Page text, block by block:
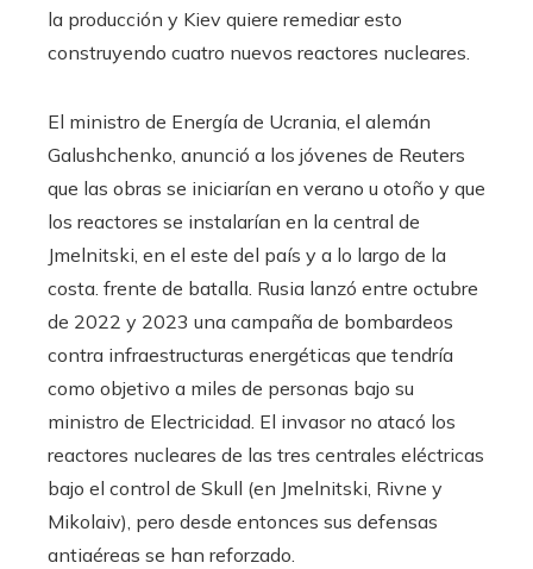
la producción y Kiev quiere remediar esto
construyendo cuatro nuevos reactores nucleares.
El ministro de Energía de Ucrania, el alemán
Galushchenko, anunció a los jóvenes de Reuters
que las obras se iniciarían en verano u otoño y que
los reactores se instalarían en la central de
Jmelnitski, en el este del país y a lo largo de la
costa. frente de batalla. Rusia lanzó entre octubre
de 2022 y 2023 una campaña de bombardeos
contra infraestructuras energéticas que tendría
como objetivo a miles de personas bajo su
ministro de Electricidad. El invasor no atacó los
reactores nucleares de las tres centrales eléctricas
bajo el control de Skull (en Jmelnitski, Rivne y
Mikolaiv), pero desde entonces sus defensas
antiaéreas se han reforzado.